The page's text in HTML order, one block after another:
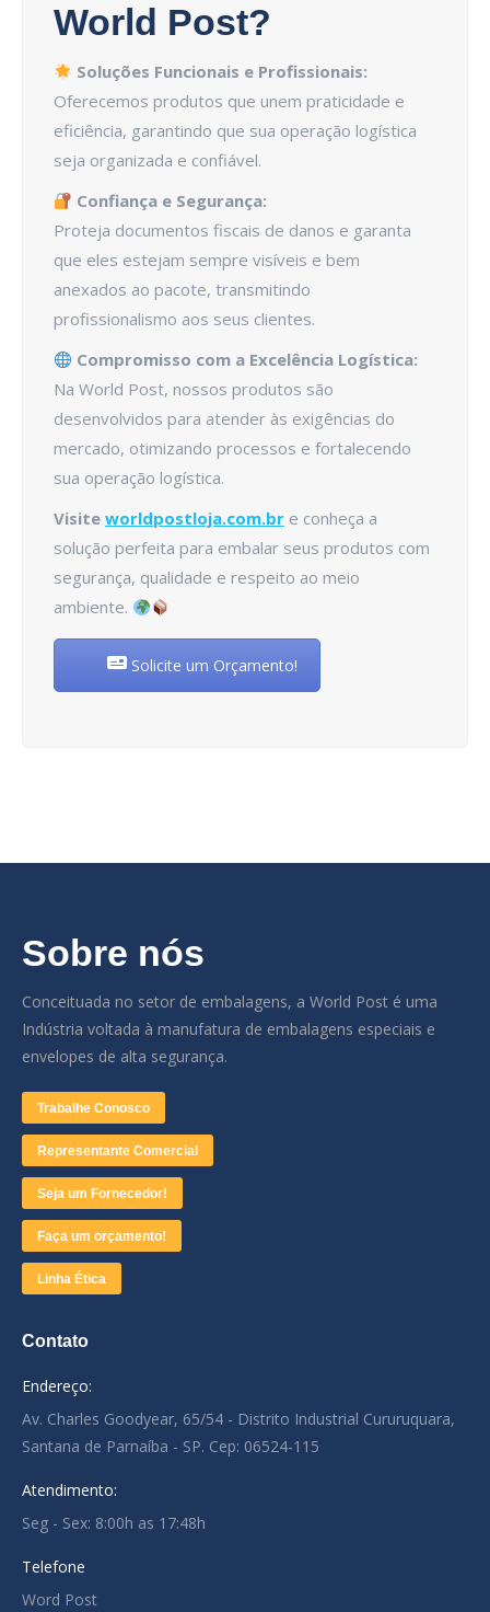
World Post?
Soluções Funcionais e Profissionais:
Oferecemos produtos que unem praticidade e
eficiência, garantindo que sua operação logística
seja organizada e confiável.
Confiança e Segurança:
Proteja documentos fiscais de danos e garanta
que eles estejam sempre visíveis e bem
anexados ao pacote, transmitindo
profissionalismo aos seus clientes.
Compromisso com a Excelência Logística:
Na World Post, nossos produtos são
desenvolvidos para atender às exigências do
mercado, otimizando processos e fortalecendo
sua operação logística.
Visite worldpostloja.com.br e conheça a
solução perfeita para embalar seus produtos com
segurança, qualidade e respeito ao meio
ambiente.
Solicite um Orçamento!
Sobre nós
Conceituada no setor de embalagens, a World Post é uma
Indústria voltada à manufatura de embalagens especiais e
envelopes de alta segurança.
Trabalhe Conosco
Representante Comercial
Seja um Fornecedor!
Faça um orçamento!
Linha Ética
Contato
Endereço:
Av. Charles Goodyear, 65/54 - Distrito Industrial Cururuquara,
Santana de Parnaíba - SP. Cep: 06524-115
Atendimento:
Seg - Sex: 8:00h as 17:48h
Telefone
Word Post